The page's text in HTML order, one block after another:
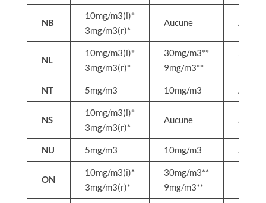
NB
10mg/m3(i)*
3mg/m3(r)*
Aucune
NL
10mg/m3(i)*
3mg/m3(r)*
30mg/m3**
9mg/m3**
50mg/
15mg/
NT 5mg/m3 10mg/m3
NS
10mg/m3(i)*
3mg/m3(r)*
Aucune
NU 5mg/m3 10mg/m3
ON
10mg/m3(i)*
3mg/m3(r)*
30mg/m3**
9mg/m3**
50mg/
15mg/